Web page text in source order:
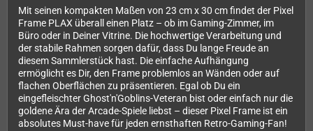
Mit seinen kompakten Maßen von 23 cm x 30 cm findet der Pixel
Frame PLAX überall einen Platz – ob im Gaming-Zimmer, im
Büro oder in Deiner Vitrine. Die hochwertige Verarbeitung und
der stabile Rahmen sorgen dafür, dass Du lange Freude an
diesem Sammlerstück hast. Die einfache Aufhängung
ermöglicht es Dir, den Frame problemlos an Wänden oder auf
flachen Oberflächen zu präsentieren. Egal ob Du ein
eingefleischter Ghost'n'Goblins-Veteran bist oder einfach nur die
goldene Ära der Arcade-Spiele liebst – dieser Pixel Frame ist ein
absolutes Must-have für jeden ernsthaften Retro-Gaming-Fan!